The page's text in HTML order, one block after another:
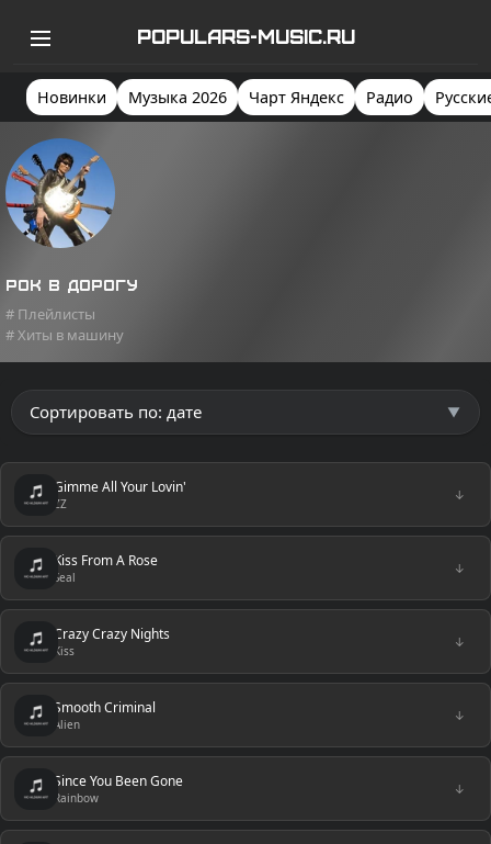
POPULARS-MUSIC.RU
Новинки Музыка 2026 Чарт Яндекс Радио
Рок в дорогу
# Плейлисты
# Хиты в машину
Gimme All Your Lovin'
ZZ
↓
Kiss From A Rose
Seal
↓
Crazy Crazy Nights
Kiss
↓
Smooth Criminal
Alien
↓
Since You Been Gone
Rainbow
↓